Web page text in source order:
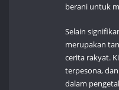
berani untuk
Selain
merupakan
cerita rakyat.
terpesona,
dalam